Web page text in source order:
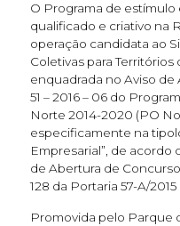
O Programa de
qualificado e criativo na
operação candidata ao
Coletivas para Territórios
enquadrada no Aviso de
51 – 2016 – 06 do
Norte 2014-2020 (PO
especificamente na
Empresarial”, de
de Abertura de
128 da Portaria 57-A/2015
Promovida pelo Parque